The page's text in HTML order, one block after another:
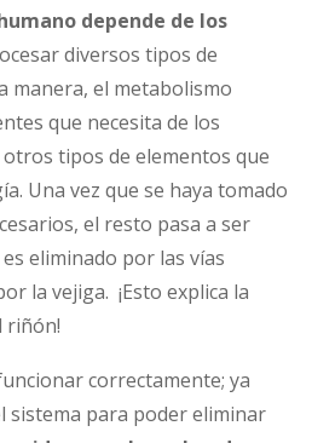
depende de los
diversos tipos de
manera, el metabolismo
que necesita de los
tipos de elementos que
Una vez que se haya tomado
el resto pasa a ser
eliminado por las vías
la vejiga. ¡Esto explica la
riñón!
correctamente; ya
sistema para poder eliminar